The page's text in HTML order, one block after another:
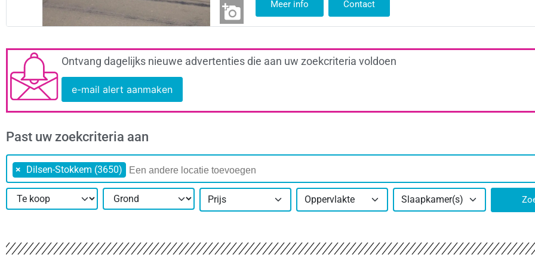
Meer info Contact
Ontvang dagelijks nieuwe advertenties die aan uw zoekcriteria voldoen
e-mail alert aanmaken
Past uw zoekcriteria aan
× Dilsen-Stokkem (3650)
Prijs Oppervlakte Slaapkamer(s)